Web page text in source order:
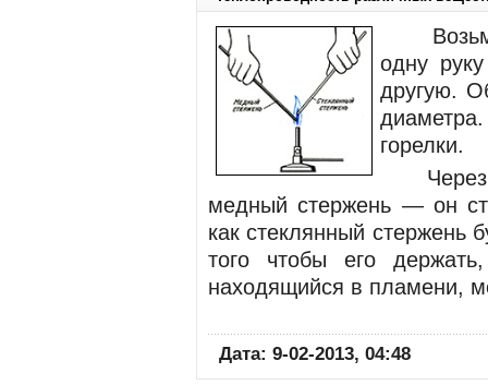
одну
другую.
горелки.
Через
медный стержень — он
как стеклянный стержень
того чтобы его
находящийся в пламени,
Дата: 9-02-2013, 04:48